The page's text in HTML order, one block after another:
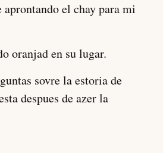
aprontando el chay para mi
oranjad en su lugar.
sovre la estoria de
despues de azer la